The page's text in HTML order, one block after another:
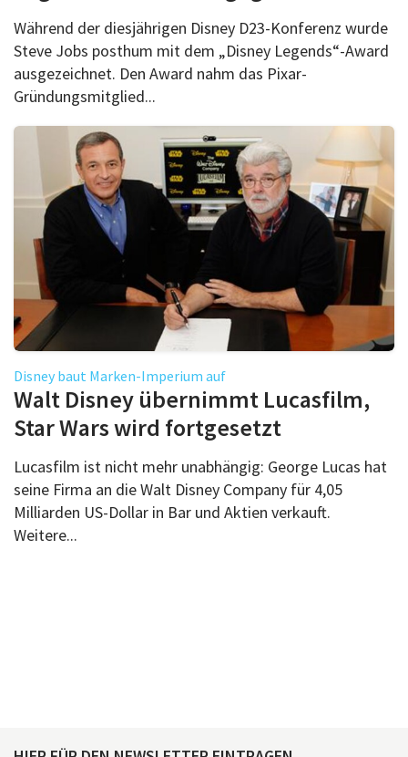
Während der diesjährigen Disney D23-Konferenz wurde
Steve Jobs posthum mit dem „Disney Legends“-Award
ausgezeichnet. Den Award nahm das Pixar-
Gründungsmitglied...
Disney baut Marken-Imperium auf
Walt Disney übernimmt Lucasfilm,
Star Wars wird fortgesetzt
Lucasfilm ist nicht mehr unabhängig: George Lucas hat
seine Firma an die Walt Disney Company für 4,05
Milliarden US-Dollar in Bar und Aktien verkauft.
Weitere...